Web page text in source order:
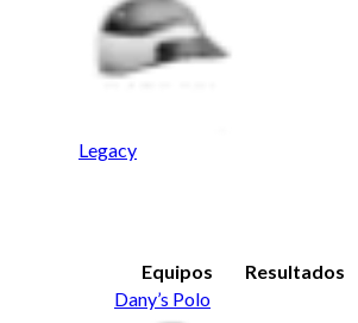
Legacy
Equipos Resultados
Dany’s Polo